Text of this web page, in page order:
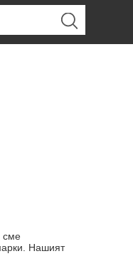
сме
Нашият